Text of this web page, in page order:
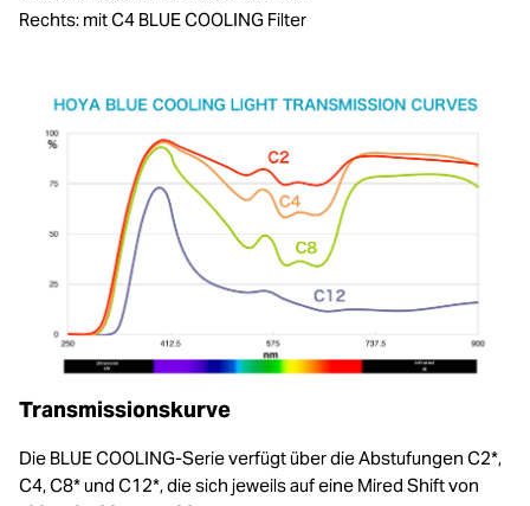
Rechts: mit C4 BLUE COOLING Filter
Transmissionskurve
Die BLUE COOLING-Serie verfügt über die Abstufungen C2*,
C4, C8* und C12*, die sich jeweils auf eine Mired Shift von